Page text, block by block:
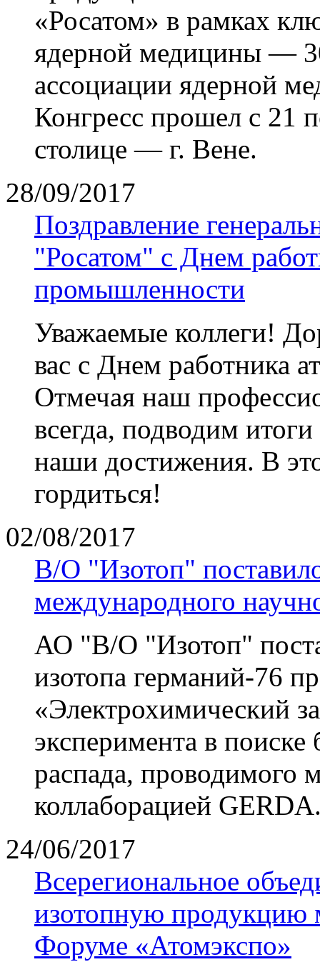
«Росатом» в рамках
ядерной медицины —
ассоциации ядерной
Конгресс прошел с 21
столице — г. Вене.
28/09/2017
Поздравление
"Росатом" с Днем
промышленности
Уважаемые коллеги!
вас с Днем работника
Отмечая наш
всегда, подводим
наши достижения. В
гордиться!
02/08/2017
В/О "Изотоп"
международного
АО "В/О "Изотоп"
изотопа германий-76
«Электрохимический
эксперимента в поиске
распада, проводимого
коллаборацией
24/06/2017
Всерегиональное
изотопную продукцию
Форуме «Атомэкспо»